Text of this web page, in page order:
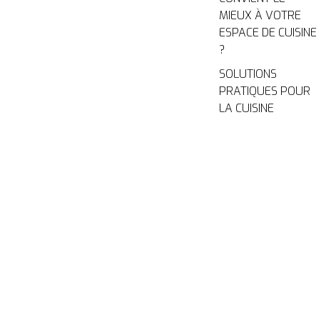
MIEUX À VOTRE
ESPACE DE CUISINE
?
SOLUTIONS
PRATIQUES POUR
LA CUISINE